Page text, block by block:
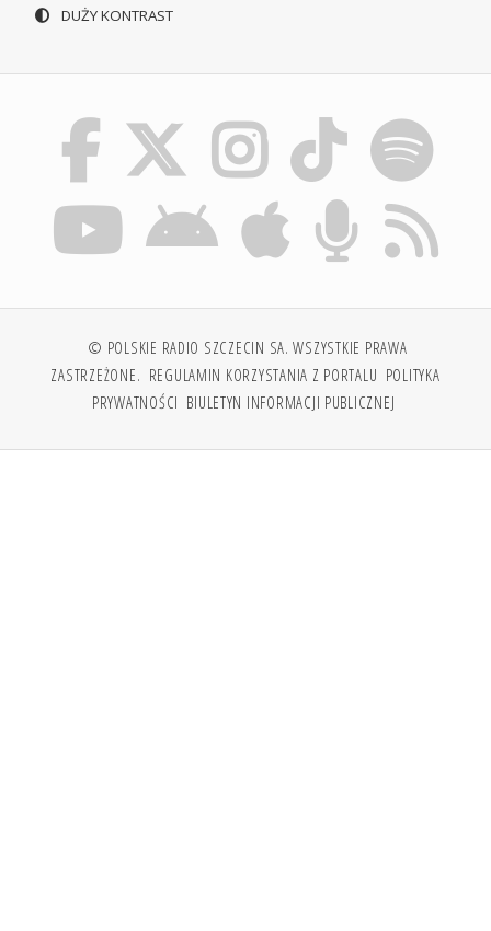
DUŻY KONTRAST
© POLSKIE RADIO SZCZECIN SA. WSZYSTKIE PRAWA
ZASTRZEŻONE. REGULAMIN KORZYSTANIA Z PORTALU POLITYKA
PRYWATNOŚCI BIULETYN INFORMACJI PUBLICZNEJ